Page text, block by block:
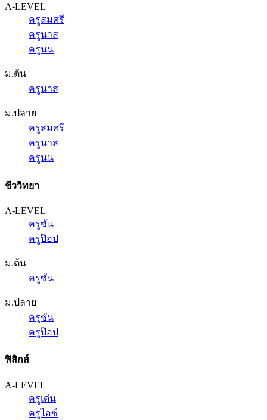
A-LEVEL
ครูสมศรี
ครูนาส
ครูนน
ม.ต้น
ครูนาส
ม.ปลาย
ครูสมศรี
ครูนาส
ครูนน
ชีววิทยา
A-LEVEL
ครูซัน
ครูป๊อป
ม.ต้น
ครูซัน
ม.ปลาย
ครูซัน
ครูป๊อป
ฟิสิกส์
A-LEVEL
ครูเด่น
ครูไอซ์